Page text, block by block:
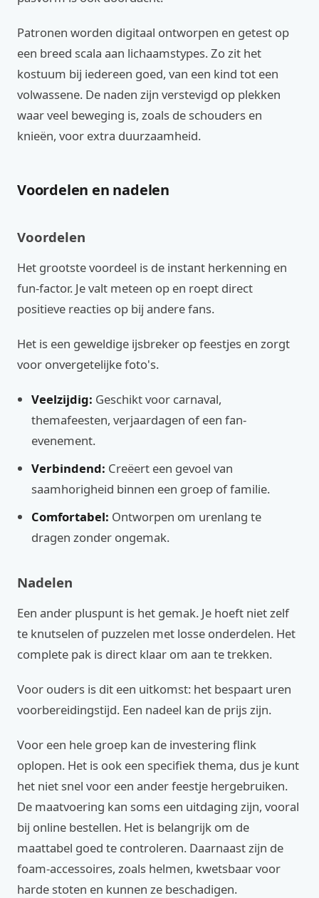
Patronen worden digitaal ontworpen en getest op
een breed scala aan lichaamstypes. Zo zit het
kostuum bij iedereen goed, van een kind tot een
volwassene. De naden zijn verstevigd op plekken
waar veel beweging is, zoals de schouders en
knieën, voor extra duurzaamheid.
Voordelen en nadelen
Voordelen
Het grootste voordeel is de instant herkenning en
fun-factor. Je valt meteen op en roept direct
positieve reacties op bij andere fans.
Het is een geweldige ijsbreker op feestjes en zorgt
voor onvergetelijke foto's.
Veelzijdig: Geschikt voor carnaval,
themafeesten, verjaardagen of een fan-
evenement.
Verbindend: Creëert een gevoel van
saamhorigheid binnen een groep of familie.
Comfortabel: Ontworpen om urenlang te
dragen zonder ongemak.
Nadelen
Een ander pluspunt is het gemak. Je hoeft niet zelf
te knutselen of puzzelen met losse onderdelen. Het
complete pak is direct klaar om aan te trekken.
Voor ouders is dit een uitkomst: het bespaart uren
voorbereidingstijd. Een nadeel kan de prijs zijn.
Voor een hele groep kan de investering flink
oplopen. Het is ook een specifiek thema, dus je kunt
het niet snel voor een ander feestje hergebruiken.
De maatvoering kan soms een uitdaging zijn, vooral
bij online bestellen. Het is belangrijk om de
maattabel goed te controleren. Daarnaast zijn de
foam-accessoires, zoals helmen, kwetsbaar voor
harde stoten en kunnen ze beschadigen.